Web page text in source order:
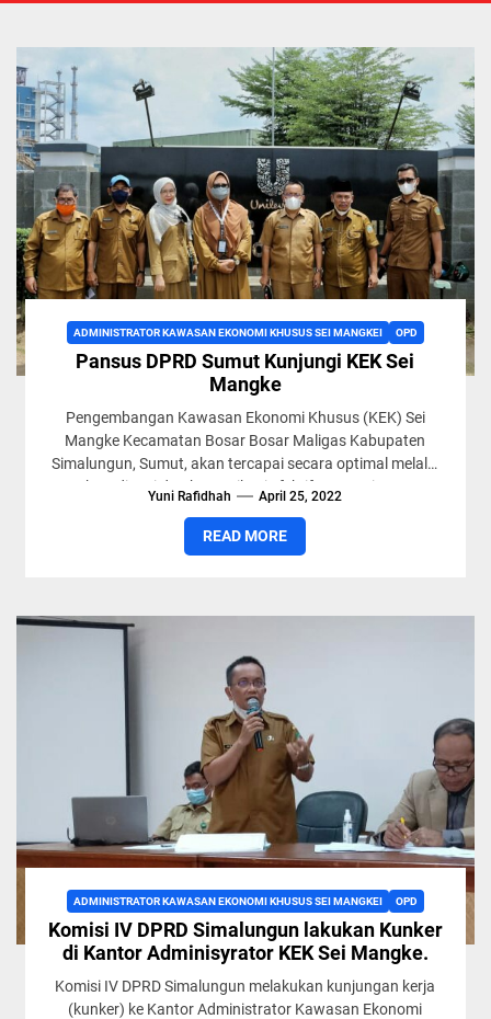
ADMINISTRATOR KAWASAN EKONOMI KHUSUS SEI MANGKEI OPD
Pansus DPRD Sumut Kunjungi KEK Sei
Mangke
Pengembangan Kawasan Ekonomi Khusus (KEK) Sei
Mangke Kecamatan Bosar Bosar Maligas Kabupaten
Simalungun, Sumut, akan tercapai secara optimal melalui
koordinasi dan komunikasi efektif antara tiga...
Yuni Rafidhah April 25, 2022
READ MORE
ADMINISTRATOR KAWASAN EKONOMI KHUSUS SEI MANGKEI OPD
Komisi IV DPRD Simalungun lakukan Kunker
di Kantor Adminisyrator KEK Sei Mangke.
Komisi IV DPRD Simalungun melakukan kunjungan kerja
(kunker) ke Kantor Administrator Kawasan Ekonomi